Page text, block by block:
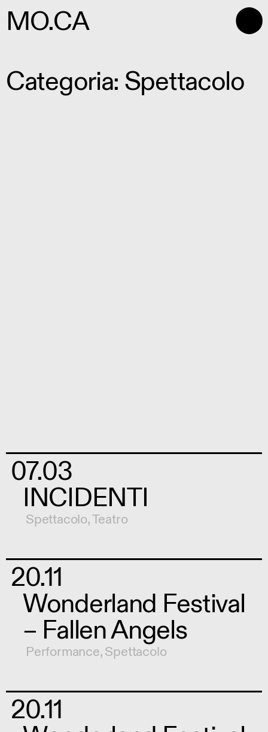
MO.CA
⬤
Categoria: Spettacolo
07.03
INCIDENTI
Spettacolo,Teatro
20.11
Wonderland Festival
– Fallen Angels
Performance,Spettacolo
20.11